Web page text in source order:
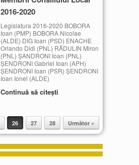
2016-2020
Legislatura 2016-2020 BOBORA
Ioan (PMP) BOBORA Nicolae
(ALDE) DIG Ioan (PSD) ENACHE
Orlando Didi (PNL) RĂDULIN Miron
(PNL) ȘANDRONI Ioan (PNL)
ȘENDRONI Gabriel Ioan (APH)
ȘENDRONI Ioan (PSR) ȘENDRONI
Ioan Ionel (ALDE)
Continuă să citești
26 27 28 Următor »